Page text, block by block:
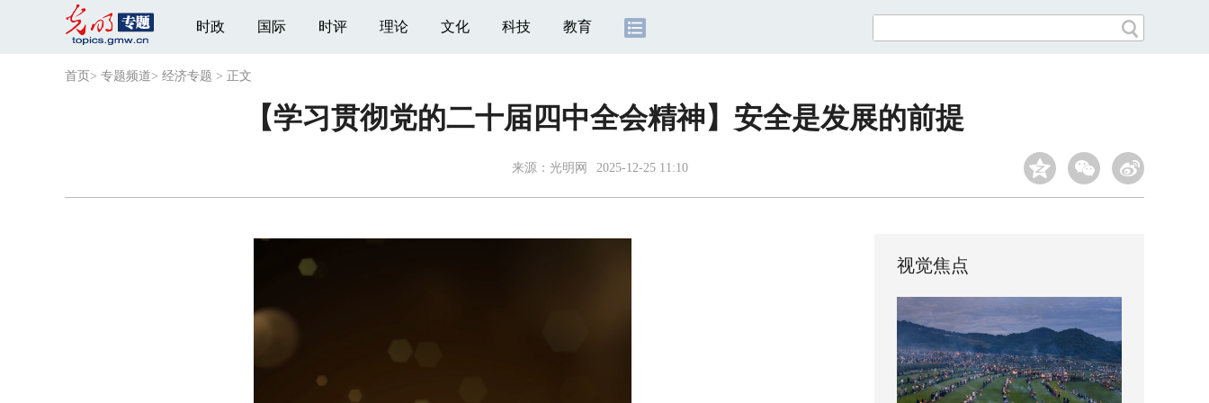
时政 国际 时评 理论 文化 科技 教育
首页 > 专题频道> 经济专题 > 正文
【学习贯彻党的二十届四中全会精神】安全是发展的前提
来源： 光明网 2025-12-25 11:10
视觉焦点